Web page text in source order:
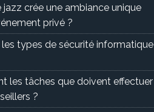
jazz crée une ambiance unique
privé ?
types de sécurité informatique
les tâches que doivent effectuer
?